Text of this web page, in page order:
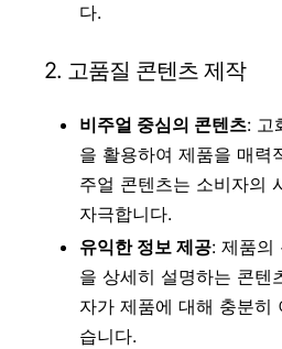
다.
2. 고품질 콘텐츠 제작
비주얼 중심의 콘텐츠: 고
을 활용하여 제품을 매력
주얼 콘텐츠는 소비자의
자극합니다.
유익한 정보 제공: 제품의
을 상세히 설명하는 콘텐
자가 제품에 대해 충분히
습니다.